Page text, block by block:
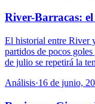
River-Barracas:
El historial entre River
partidos de pocos
de julio se repetirá la
Análisis·16 de junio,